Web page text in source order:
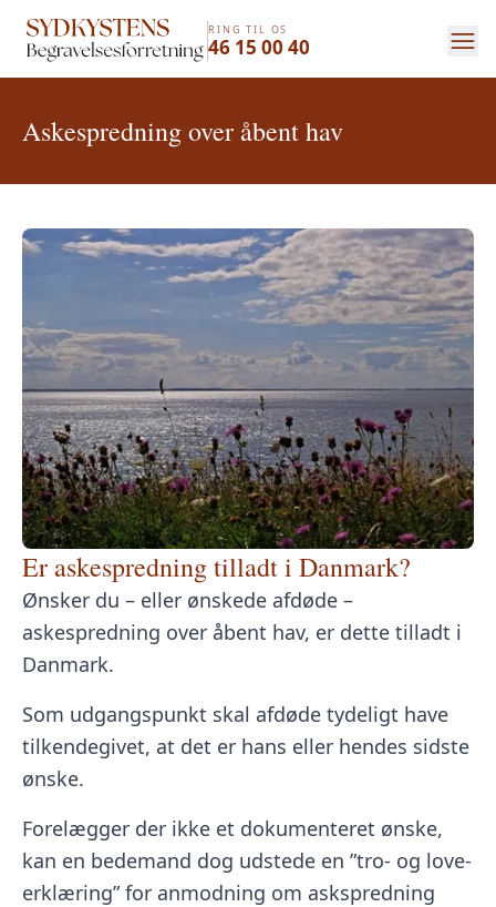
RING TIL OS
46 15 00 40
Askespredning over åbent hav
Er askespredning tilladt i Danmark?
Ønsker du – eller ønskede afdøde –
askespredning over åbent hav, er dette tilladt i
Danmark.
Som udgangspunkt skal afdøde tydeligt have
tilkendegivet, at det er hans eller hendes sidste
ønske.
Forelægger der ikke et dokumenteret ønske,
kan en bedemand dog udstede en ”tro- og love-
erklæring” for anmodning om askspredning